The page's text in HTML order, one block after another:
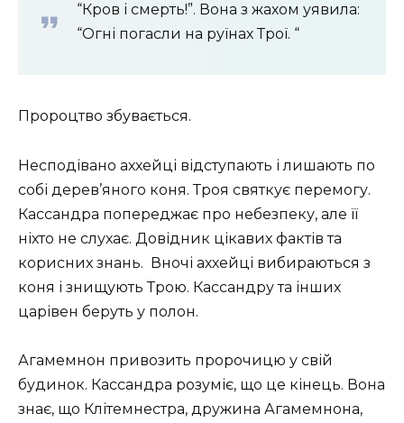
“Кров і смерть!”. Вона з жахом уявила:
“Огні погасли на руїнах Трої. “
Пророцтво збувається.
Несподівано аххейці відступають і лишають по
собі дерев’яного коня. Троя святкує перемогу.
Кассандра попереджає про небезпеку, але її
ніхто не слухає. Довідник цікавих фактів та
корисних знань. Вночі аххейці вибираються з
коня і знищують Трою. Кассандру та інших
царівен беруть у полон.
Агамемнон привозить пророчицю у свій
будинок. Кассандра розуміє, що це кінець. Вона
знає, що Клітемнестра, дружина Агамемнона,